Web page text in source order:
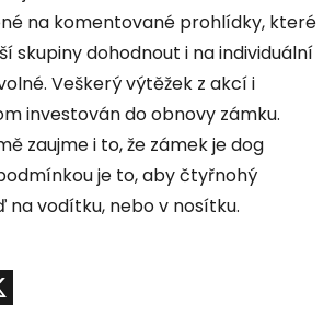
na komentované prohlídky, které
skupiny dohodnout i na individuální
Veškerý výtěžek z akcí i
investován do obnovy zámku.
zaujme i to, že zámek je dog
je to, aby čtyřnohý
na vodítku, nebo v nosítku.